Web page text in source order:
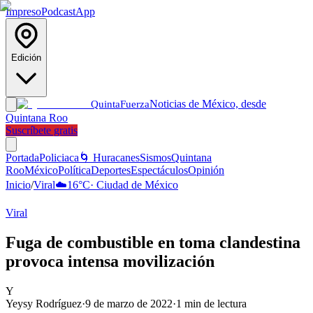
ImpresoPodcastApp
Edición
QuintaFuerzaNoticias de México, desde
Quintana Roo
Suscríbete gratis
PortadaPoliciaca 🌀 HuracanesSismosQuintana
RooMéxicoPolíticaDeportesEspectáculosOpinión
Inicio/Viral☁️16°C· Ciudad de México
Viral
Fuga de combustible en toma clandestina
provoca intensa movilización
Y
Yeysy Rodríguez·9 de marzo de 2022·1 min de lectura